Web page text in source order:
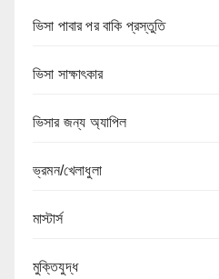
ভিসা পাবার পর বাকি প্রস্তুতি
ভিসা সাক্ষাৎকার
ভিসার জন্য অ্যাপিল
ভ্রমন/খেলাধুলা
মাস্টার্স
মুক্তিযুদ্ধ